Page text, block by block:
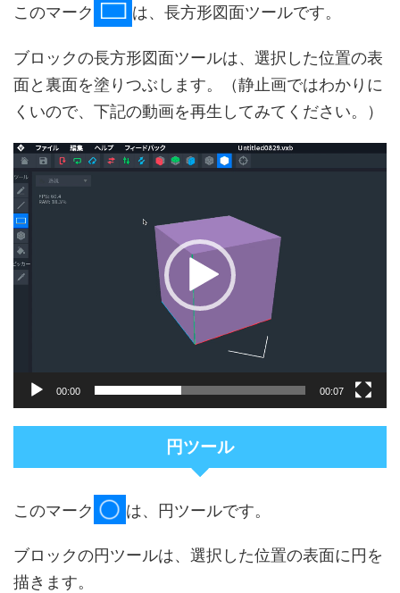
このマーク は、長方形図面ツールです。
ブロックの長方形図面ツールは、選択した位置の表
面と裏面を塗りつぶします。（静止画ではわかりに
くいので、下記の動画を再生してみてください。）
動
画
プ
レ
ー
ヤ
ー
00:00 00:07
円ツール
このマーク は、円ツールです。
ブロックの円ツールは、選択した位置の表面に円を
描きます。